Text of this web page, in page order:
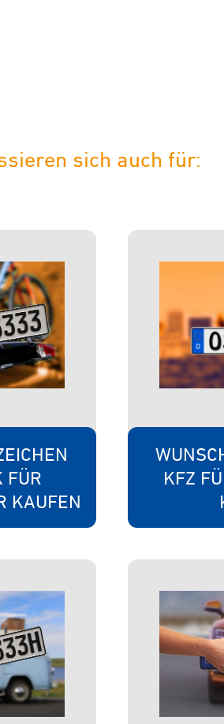
sich auch für:
FÜR
KAUFEN
KFZ